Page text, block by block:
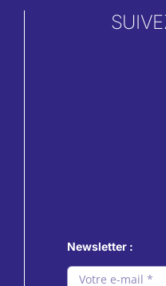
Newsletter :